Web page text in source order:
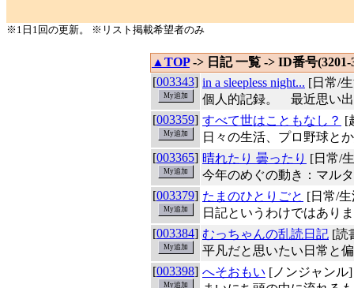
※1日1回の更新。 ※リスト掲載希望者のみ
▲TOP-> 日記 一覧 -> ID番号(3201-
[003343] in a sleepless night... [日常/
個人的記録。 最近思い
[003359] すべて世はこともなし？ [
日々の生活、プロ野球と
[003365] 晴れたり 曇ったり [日常/
今年のめぐの動き：マル
[003379] たまのひとりごと [日常/
日記というわけではあり
[003384] むっちゃんの乱読日記 [読
平凡だと思いたい日常と
[003398] へそおもい [ノンジャンル]